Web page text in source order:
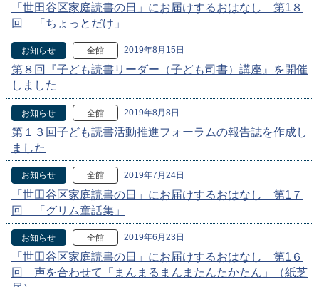
「世田谷区家庭読書の日」にお届けするおはなし 第1８
回 「ちょっとだけ」
お知らせ 全館 2019年8月15日
第８回『子ども読書リーダー（子ども司書）講座』を開催
しました
お知らせ 全館 2019年8月8日
第１３回子ども読書活動推進フォーラムの報告誌を作成し
ました
お知らせ 全館 2019年7月24日
「世田谷区家庭読書の日」にお届けするおはなし 第1７
回 「グリム童話集」
お知らせ 全館 2019年6月23日
「世田谷区家庭読書の日」にお届けするおはなし 第1６
回 声を合わせて「まんまるまんまたんたかたん」（紙芝